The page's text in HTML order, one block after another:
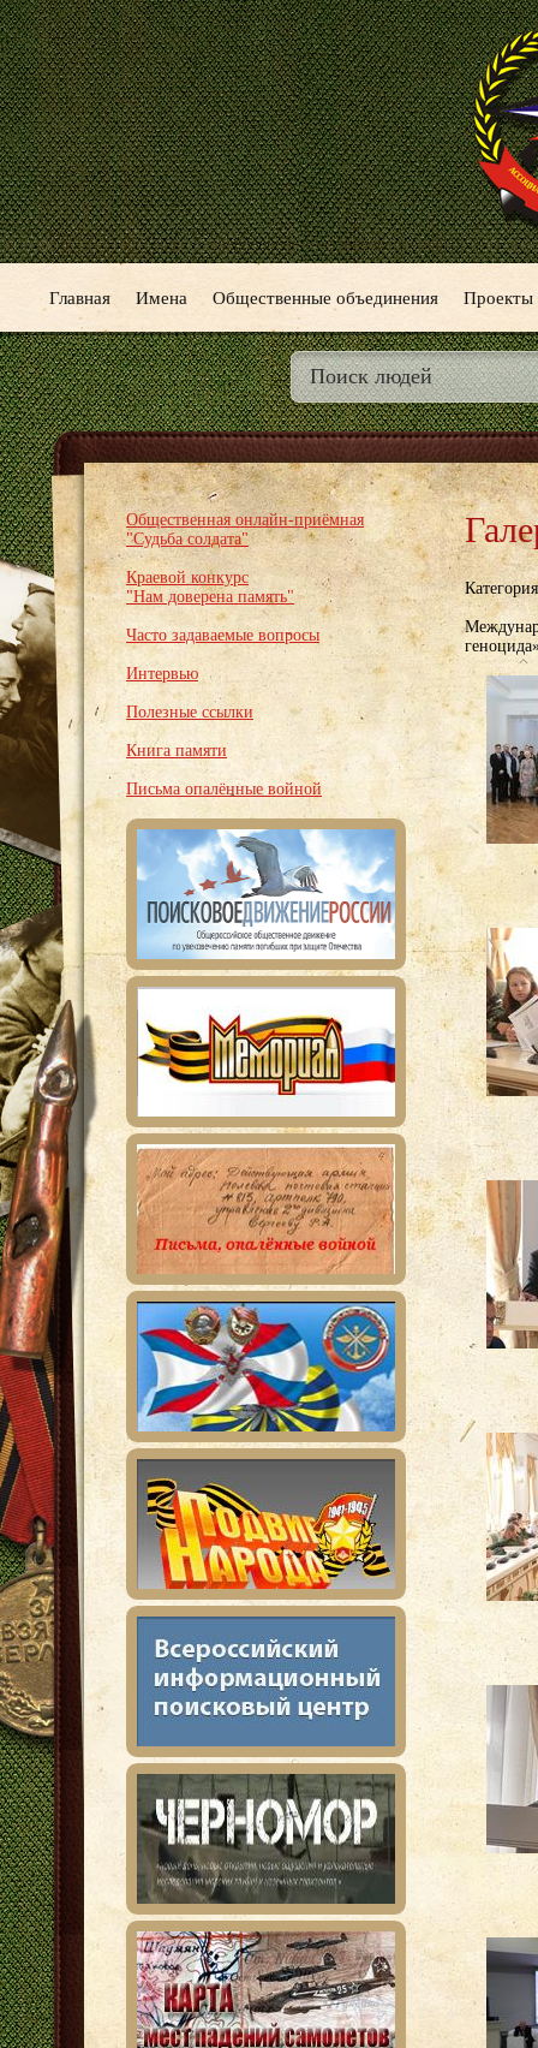
Главная Имена Общественные объединения Проекты
Общественная онлайн-приёмная
"Судьба солдата"
Краевой конкурс
"Нам доверена память"
Часто задаваемые вопросы
Интервью
Полезные ссылки
Книга памяти
Письма опалённые войной